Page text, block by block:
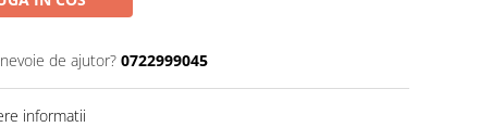
de ajutor? 0722999045
informatii